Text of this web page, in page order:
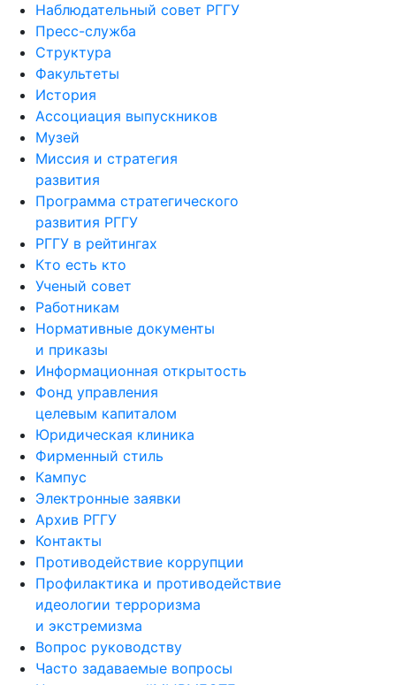
Наблюдательный совет РГГУ
Пресс-служба
Структура
Факультеты
История
Ассоциация выпускников
Музей
Миссия и стратегия
развития
Программа стратегического
развития РГГУ
РГГУ в рейтингах
Кто есть кто
Ученый совет
Работникам
Нормативные документы
и приказы
Информационная открытость
Фонд управления
целевым капиталом
Юридическая клиника
Фирменный стиль
Кампус
Электронные заявки
Архив РГГУ
Контакты
Противодействие коррупции
Профилактика и противодействие
идеологии терроризма
и экстремизма
Вопрос руководству
Часто задаваемые вопросы